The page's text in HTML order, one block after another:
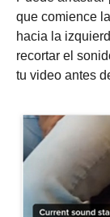
que comience
hacia la
recortar el
tu video antes